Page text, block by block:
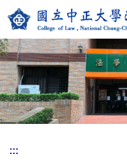
跳
到
主
要
內
容
區
:::